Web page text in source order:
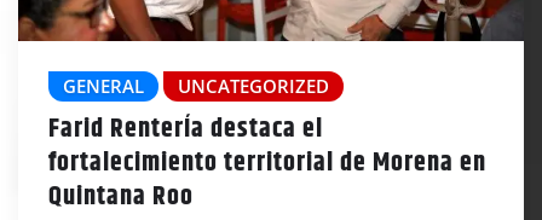
GENERAL UNCATEGORIZED
Farid RenterÍa destaca el
fortalecimiento territorial de Morena en
Quintana Roo